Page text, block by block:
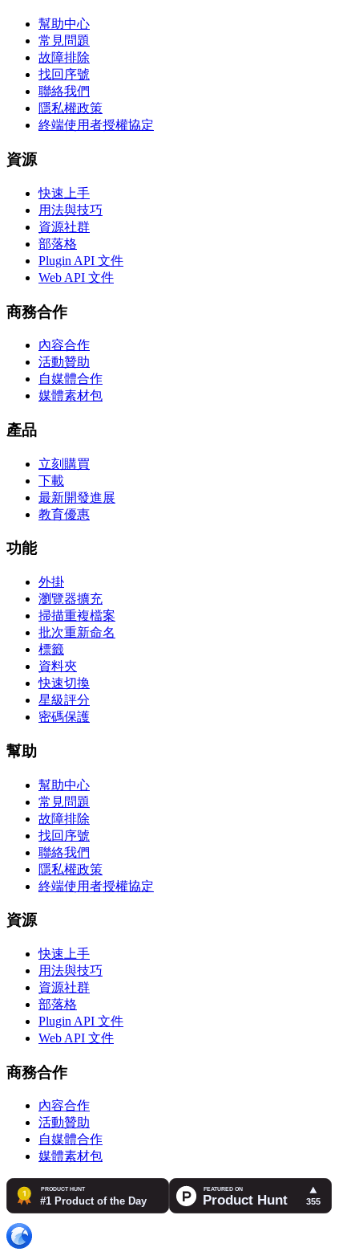
幫助中心
常見問題
故障排除
找回序號
聯絡我們
隱私權政策
終端使用者授權協定
資源
快速上手
用法與技巧
資源社群
部落格
Plugin API 文件
Web API 文件
商務合作
內容合作
活動贊助
自媒體合作
媒體素材包
產品
立刻購買
下載
最新開發進展
教育優惠
功能
外掛
瀏覽器擴充
掃描重複檔案
批次重新命名
標籤
資料夾
快速切換
星級評分
密碼保護
幫助
幫助中心
常見問題
故障排除
找回序號
聯絡我們
隱私權政策
終端使用者授權協定
資源
快速上手
用法與技巧
資源社群
部落格
Plugin API 文件
Web API 文件
商務合作
內容合作
活動贊助
自媒體合作
媒體素材包